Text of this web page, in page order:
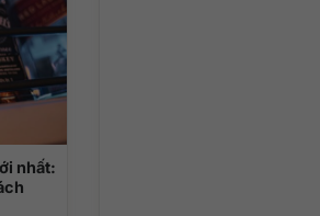
nhất: